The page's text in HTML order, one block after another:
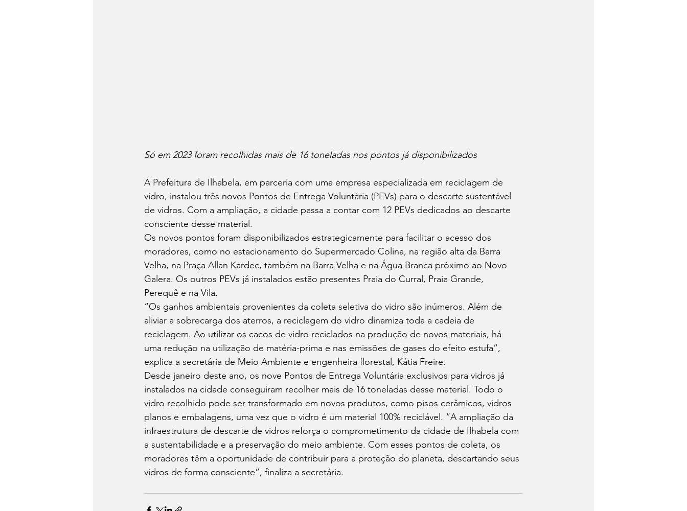
Só em 2023 foram recolhidas mais de 16 toneladas nos pontos já disponibilizados
A Prefeitura de Ilhabela, em parceria com uma empresa especializada em reciclagem de
vidro, instalou três novos Pontos de Entrega Voluntária (PEVs) para o descarte sustentável
de vidros. Com a ampliação, a cidade passa a contar com 12 PEVs dedicados ao descarte
consciente desse material.
Os novos pontos foram disponibilizados estrategicamente para facilitar o acesso dos
moradores, como no estacionamento do Supermercado Colina, na região alta da Barra
Velha, na Praça Allan Kardec, também na Barra Velha e na Água Branca próximo ao Novo
Galera. Os outros PEVs já instalados estão presentes Praia do Curral, Praia Grande,
Perequê e na Vila.
“Os ganhos ambientais provenientes da coleta seletiva do vidro são inúmeros. Além de
aliviar a sobrecarga dos aterros, a reciclagem do vidro dinamiza toda a cadeia de
reciclagem. Ao utilizar os cacos de vidro reciclados na produção de novos materiais, há
uma redução na utilização de matéria-prima e nas emissões de gases do efeito estufa”,
explica a secretária de Meio Ambiente e engenheira florestal, Kátia Freire.
Desde janeiro deste ano, os nove Pontos de Entrega Voluntária exclusivos para vidros já
instalados na cidade conseguiram recolher mais de 16 toneladas desse material. Todo o
vidro recolhido pode ser transformado em novos produtos, como pisos cerâmicos, vidros
planos e embalagens, uma vez que o vidro é um material 100% reciclável. “A ampliação da
infraestrutura de descarte de vidros reforça o comprometimento da cidade de Ilhabela com
a sustentabilidade e a preservação do meio ambiente. Com esses pontos de coleta, os
moradores têm a oportunidade de contribuir para a proteção do planeta, descartando seus
vidros de forma consciente”, finaliza a secretária.